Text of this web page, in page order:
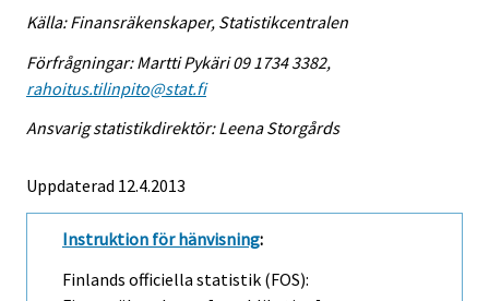
Källa: Finansräkenskaper, Statistikcentralen
Förfrågningar: Martti Pykäri 09 1734 3382,
rahoitus.tilinpito@stat.fi
Ansvarig statistikdirektör: Leena Storgårds
Uppdaterad 12.4.2013
Instruktion för hänvisning:
Finlands officiella statistik (FOS):